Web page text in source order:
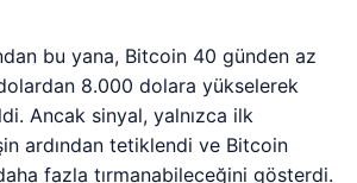
bu yana, Bitcoin 40 günden az
8.000 dolara yükselerek
Ancak sinyal, yalnızca ilk
ardından tetiklendi ve Bitcoin
fazla tırmanabileceğini gösterdi.